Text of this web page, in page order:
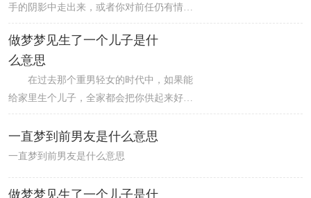
手的阴影中走出来，或者你对前任仍有情感
上的依恋。这种情况很正常，但是如果这种
情况持续时间过长，可能会影响你的生活和
情感健康。建议你多关注自己的情绪和生活
状况，尝试接受分手的现实，放下过去，向
前看。
做梦梦见生了一个儿子是什
么意思
在过去那个重男轻女的时代中，如果能
给家里生个儿子，全家都会把你供起来好好
保护着，基本上在家里就有地位了，这就是
所谓的母凭子贵。
一直梦到前男友是什么意思
一直梦到前男友是什么意思
做梦梦见生了一个儿子是什